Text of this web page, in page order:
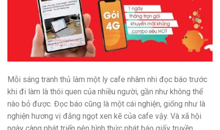
Mỗi sáng tranh thủ làm một ly cafe nhâm nhi đọc báo trước
khi đi làm là thói quen của nhiều người, gần như không thể
nào bỏ được. Đọc báo cũng là một cái nghiện, giống như là
nghiện hương vị đắng ngọt xen kẽ của cafe vậy. Và xã hội